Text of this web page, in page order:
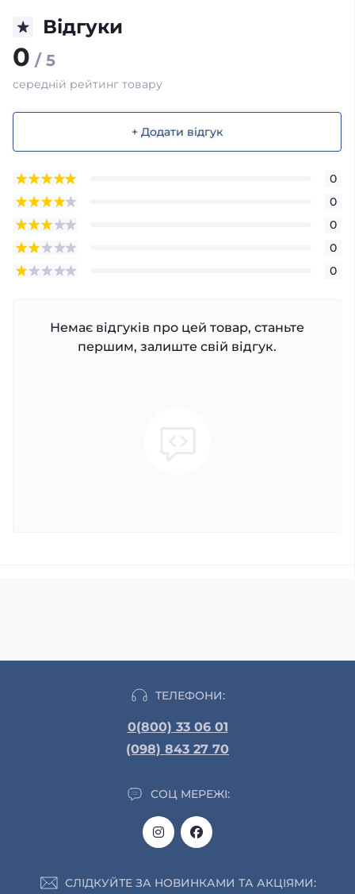
Відгуки
0 / 5
середній рейтинг товару
+ Додати відгук
0
0
0
0
0
Немає відгуків про цей товар, станьте
першим, залиште свій відгук.
ТЕЛЕФОНИ:
0(800) 33 06 01
(098) 843 27 70
СОЦ МЕРЕЖІ:
СЛІДКУЙТЕ ЗА НОВИНКАМИ ТА АКЦІЯМИ: